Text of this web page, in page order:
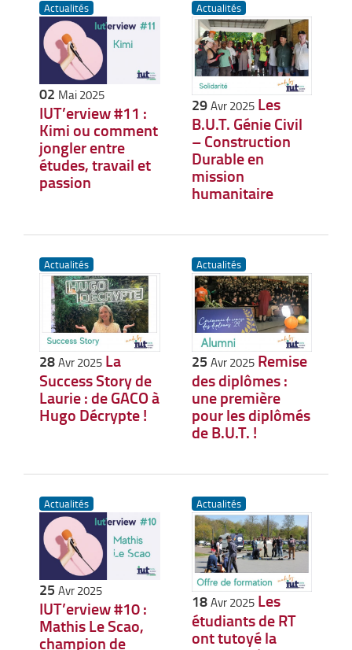
Actualités
02 Mai 2025
IUT’erview #11 :
Kimi ou comment
jongler entre
études, travail et
passion
Actualités
29Avr 2025 Les
B.U.T. Génie Civil
– Construction
Durable en
mission
humanitaire
Actualités
28Avr 2025 La
Success Story de
Laurie : de GACO à
Hugo Décrypte !
Actualités
25 Avr 2025 Remise
des diplômes :
une première
pour les diplômés
de B.U.T. !
Actualités
25 Avr 2025
IUT’erview #10 :
Mathis Le Scao,
champion de
Actualités
18Avr 2025 Les
étudiants de RT
ont tutoyé la